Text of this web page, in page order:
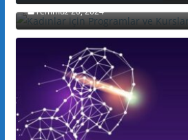
Temmuz 20, 2024